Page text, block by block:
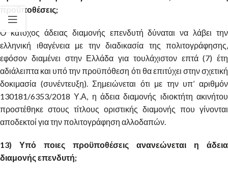
προϋποθέσεις;
Ο κάτοχος άδειας διαμονής επενδυτή δύναται να λάβει την
ελληνική ιθαγένεια με την διαδικασία της πολιτογράφησης,
εφόσον διαμένει στην Ελλάδα για τουλάχιστον επτά (7) έτη
αδιάλειπτα και υπό την προϋπόθεση ότι θα επιτύχει στην σχετική
δοκιμασία (συνέντευξη). Σημειώνεται ότι με την υπ’ αριθμόν
130181/6353/2018 Υ.Α, η άδεια διαμονής ιδιοκτήτη ακινήτου
προστέθηκε στους τίτλους οριστικής διαμονής που γίνονται
αποδεκτοί για την πολιτογράφηση αλλοδαπών.
13) Υπό ποιες προϋποθέσεις ανανεώνεται η άδεια
διαμονής επενδυτή;